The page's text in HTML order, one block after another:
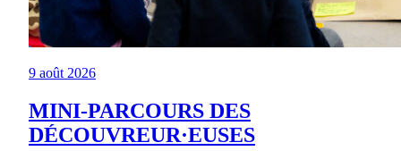
9 août 2026
MINI-PARCOURS DES
DÉCOUVREUR·EUSES